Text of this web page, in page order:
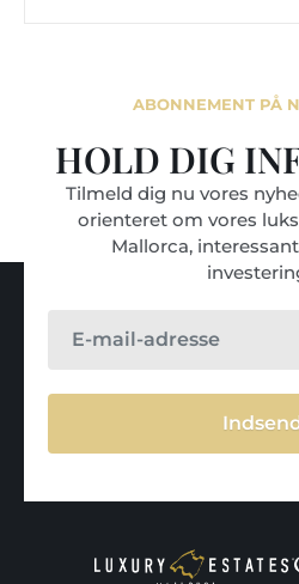
ABONNEMENT PÅ
HOLD DIG
Tilmeld dig nu vores
orienteret om vores
Mallorca,